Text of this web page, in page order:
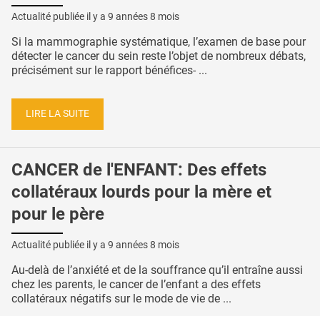
Actualité publiée il y a 9 années 8 mois
Si la mammographie systématique, l’examen de base pour
détecter le cancer du sein reste l’objet de nombreux débats,
précisément sur le rapport bénéfices- ...
LIRE LA SUITE
CANCER de l'ENFANT: Des effets
collatéraux lourds pour la mère et
pour le père
Actualité publiée il y a 9 années 8 mois
Au-delà de l’anxiété et de la souffrance qu’il entraîne aussi
chez les parents, le cancer de l’enfant a des effets
collatéraux négatifs sur le mode de vie de ...